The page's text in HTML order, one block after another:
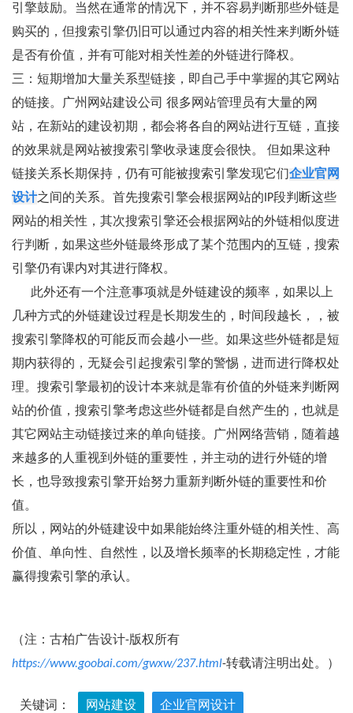
引擎鼓励。当然在通常的情况下，并不容易判断那些外链是
购买的，但搜索引擎仍旧可以通过内容的相关性来判断外链
是否有价值，并有可能对相关性差的外链进行降权。
三：短期增加大量关系型链接，即自己手中掌握的其它网站
的链接。广州网站建设公司 很多网站管理员有大量的网
站，在新站的建设初期，都会将各自的网站进行互链，直接
的效果就是网站被搜索引擎收录速度会很快。 但如果这种
链接关系长期保持，仍有可能被搜索引擎发现它们 企业官网
设计之间的关系。首先搜索引擎会根据网站的IP段判断这些
网站的相关性，其次搜索引擎还会根据网站的外链相似度进
行判断，如果这些外链最终形成了某个范围内的互链，搜索
引擎仍有课内对其进行降权。
此外还有一个注意事项就是外链建设的频率，如果以上
几种方式的外链建设过程是长期发生的，时间段越长，，被
搜索引擎降权的可能反而会越小一些。如果这些外链都是短
期内获得的，无疑会引起搜索引擎的警惕，进而进行降权处
理。搜索引擎最初的设计本来就是靠有价值的外链来判断网
站的价值，搜索引擎考虑这些外链都是自然产生的，也就是
其它网站主动链接过来的单向链接。广州网络营销，随着越
来越多的人重视到外链的重要性，并主动的进行外链的增
长，也导致搜索引擎开始努力重新判断外链的重要性和价
值。
所以，网站的外链建设中如果能始终注重外链的相关性、高
价值、单向性、自然性，以及增长频率的长期稳定性，才能
赢得搜索引擎的承认。
（注：古柏广告设计-版权所有
https://www.goobai.com/gwxw/237.html-转载请注明出处。）
关键词： 网站建设 企业官网设计